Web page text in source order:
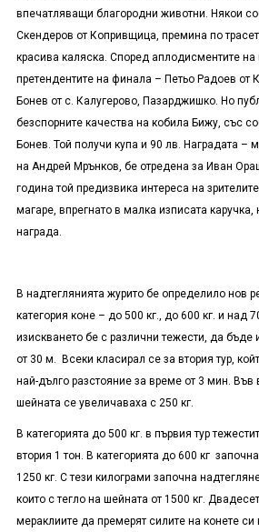
впечатляващи благородни животни. Някои
Скендеров от Копривщица, премина по
красива каляска. Според аплодисментите
претендентите на финала – Петьо Радоев от
Бонев от с. Калугерово, Пазарджишко. Но
безспорните качества на кобила Бижу, със
Бонев. Той получи купа и 90 лв. Наградата –
на Андрей Мрънков, бе отредена за Иван
година той предизвика интереса на
магаре, впрегнато в малка изписата каручка,
награда.
В надтеглянията журито бе определило нов
категория коне – до 500 кг., до 600 кг. и над
изискването бе с различни тежести, да бъде
от 30 м. Всеки класирал се за втория тур,
най-дълго разстояние за време от 3 мин. Във
шейната се увеличаваха с 250 кг.
В категорията до 500 кг. в първия тур
втория 1 тон. В категорията до 600 кг
1250 кг. С тези килограми започна
които с тегло на шейната от 1500 кг.
мераклиите да премерят силите на конете си